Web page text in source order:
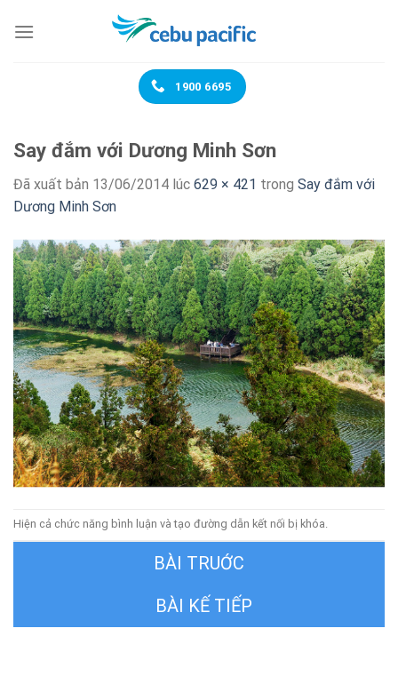
đến
1900 6695
Say đắm với Dương Minh Sơn
Đã xuất bản 13/06/2014 lúc 629 × 421 trong Say đắm với
Dương Minh Sơn
Hiện cả chức năng bình luận và tạo đường dẫn kết nối bị khóa.